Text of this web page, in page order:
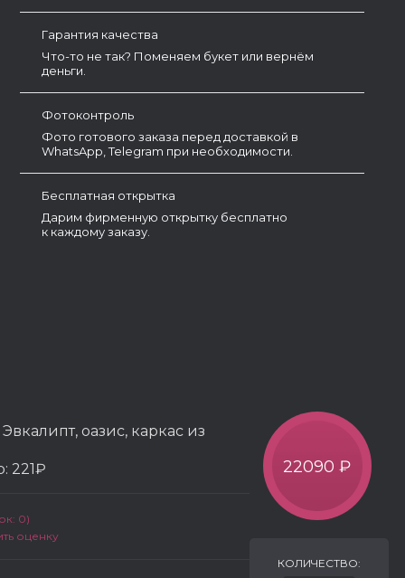
Гарантия качества
Что-то не так? Поменяем букет или вернём
деньги.
Фотоконтроль
Фото готового заказа перед доставкой в
WhatsApp, Telegram при необходимости.
Бесплатная открытка
Дарим фирменную открытку бесплатно
к каждому заказу.
Эвкалипт, оазис, каркас из
221₽
0)
оценку
22090 ₽
КОЛИЧЕСТВО: